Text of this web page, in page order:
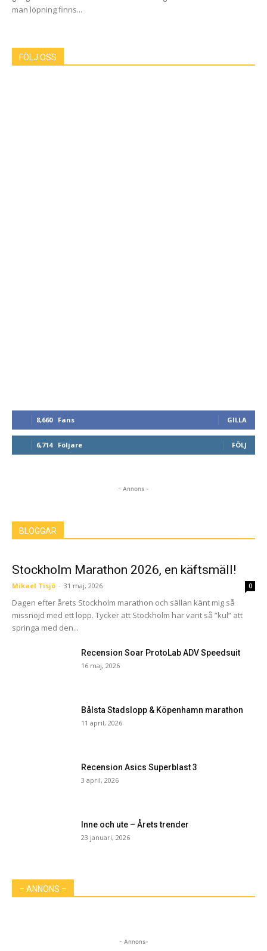
man löpning finns...
FÖLJ OSS
8,660 Fans GILLA
6,714 Följare FÖLJ
- Annons -
BLOGGAR
Stockholm Marathon 2026, en käftsmäll!
Mikael Tisjö - 31 maj, 2026 0
Dagen efter årets Stockholm marathon och sällan känt mig så
missnöjd med ett lopp. Tycker att Stockholm har varit så ”kul” att
springa med den...
Recension Soar ProtoLab ADV Speedsuit
16 maj, 2026
Bålsta Stadslopp & Köpenhamn marathon
11 april, 2026
Recension Asics Superblast 3
3 april, 2026
Inne och ute – Årets trender
23 januari, 2026
– ANNONS –
- Annons-